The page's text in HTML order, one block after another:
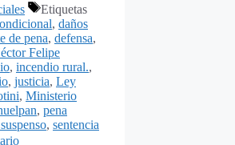
Etiquetas
, daños
de pena, defensa,
Felipe
, incendio rural.,
, justicia, Ley
, Ministerio
, pena
, sentencia